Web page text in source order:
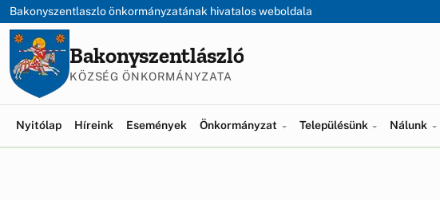
Ugrás a menüre
Ugrás a tartalomra
Bakonyszentlaszlo önkormányzatának hivatalos weboldala
Bakonyszentlászló
KÖZSÉG ÖNKORMÁNYZATA
Nyitólap Híreink Események Önkormányzat Településünk Nálunk